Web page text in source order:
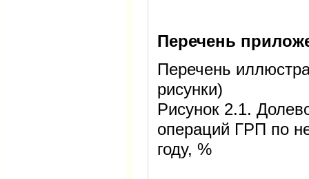
Перечень
Перечень
рисунки)
Рисунок 2.1.
операций ГРП по
году, %